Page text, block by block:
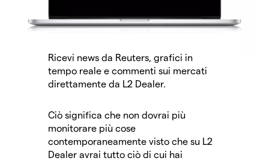
Ricevi news da Reuters, grafici in
tempo reale e commenti sui mercati
direttamente da L2 Dealer.
Ciò significa che non dovrai più
monitorare più cose
contemporaneamente visto che su L2
Dealer avrai tutto ciò di cui hai